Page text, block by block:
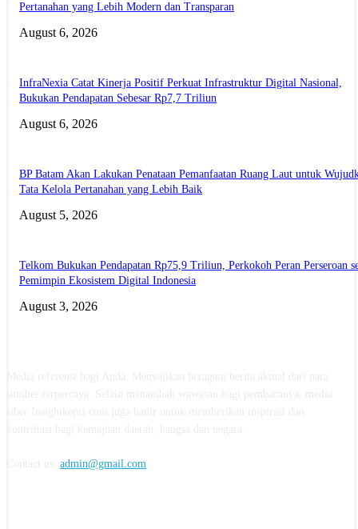
Pertanahan yang Lebih Modern dan Transparan
August 6, 2026
InfraNexia Catat Kinerja Positif Perkuat Infrastruktur Digital Nasional,
Bukukan Pendapatan Sebesar Rp7,7 Triliun
August 6, 2026
BP Batam Akan Lakukan Penataan Pemanfaatan Ruang Laut untuk
Tata Kelola Pertanahan yang Lebih Baik
August 5, 2026
Telkom Bukukan Pendapatan Rp75,9 Triliun, Perkokoh Peran Perseroan
Pemimpin Ekosistem Digital Indonesia
August 3, 2026
admin@gmail.com